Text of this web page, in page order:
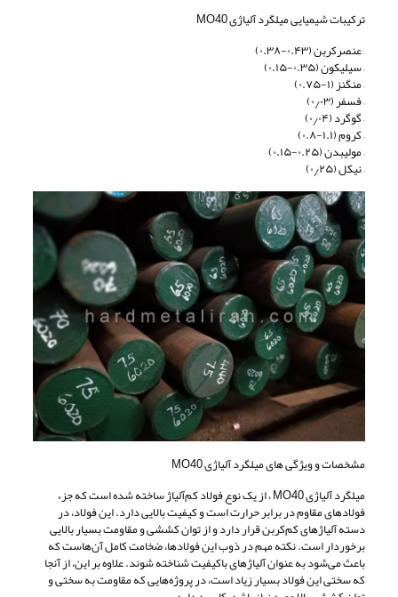
ترکیبات شیمیایی میلگرد آلیاژی MO40
– عنصرکربن (۰.۴۳-۰.۳۸)
– سیلیکون (۰.۳۵-۰.۱۵)
– منگنز (۱-۰.۷۵)
– فسفر (۰٫۰۳)
– گوگرد (۰٫۰۴)
– کروم (۱.۱-۰.۸)
– مولیبدن (۰.۲۵-۰.۱۵)
– نیکل (۰٫۲۵)
مشخصات و ویژگی های میلگرد آلیاژی MO40
میلگرد آلیاژی MO40 ، از یک نوع فولاد کم‌آلیاژ ساخته شده است که جزء
فولادهای مقاوم در برابر حرارت است و کیفیت بالایی دارد. این فولاد، در
دسته آلیاژهای کم‌کربن قرار دارد و از توان کششی و مقاومت بسیار بالایی
برخوردار است. نکته مهم در ذوب این فولادها، ضخامت کامل آن‌هاست که
باعث می‌شود به عنوان آلیاژهای باکیفیت شناخته شوند. علاوه بر این، از آنجا
که سختی این فولاد بسیار زیاد است، در پروژه‌هایی که مقاومت به‌ سختی و